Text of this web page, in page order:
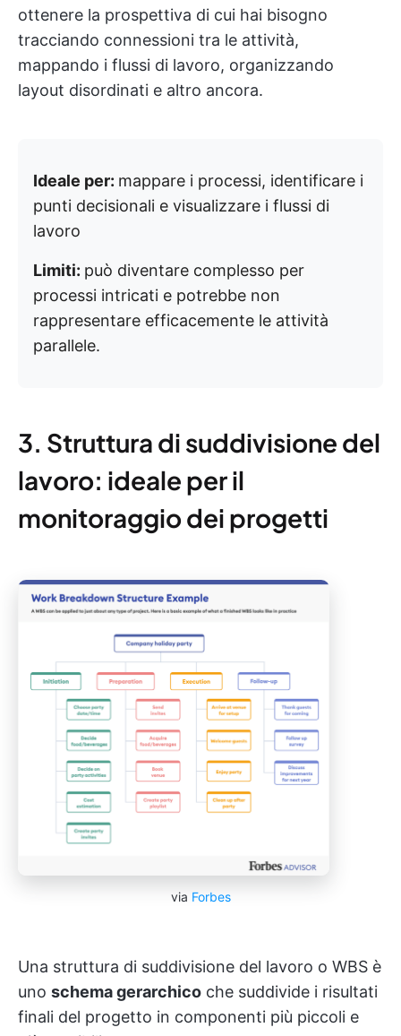
ottenere la prospettiva di cui hai bisogno
tracciando connessioni tra le attività,
mappando i flussi di lavoro, organizzando
layout disordinati e altro ancora.
Ideale per: mappare i processi, identificare i
punti decisionali e visualizzare i flussi di
lavoro
Limiti: può diventare complesso per
processi intricati e potrebbe non
rappresentare efficacemente le attività
parallele.
3. Struttura di suddivisione del
lavoro: ideale per il
monitoraggio dei progetti
via Forbes
Una struttura di suddivisione del lavoro o WBS è
uno schema gerarchico che suddivide i risultati
finali del progetto in componenti più piccoli e